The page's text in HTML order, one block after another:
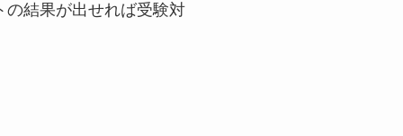
結果が出せれば受験対